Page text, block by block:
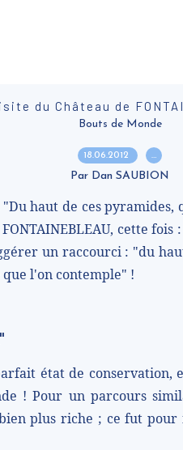
du Château de
Bouts de Monde
18.06.2012 …
Par Dan SAUBION
haut de ces
cette
un raccourci : "du
l'on contemple" !
état de conservation,
! Pour un parcours
plus riche ; ce fut pour